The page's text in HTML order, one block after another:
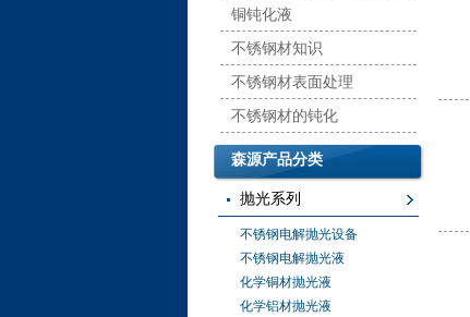
铜钝化液
不锈钢材知识
不锈钢材表面处理
不锈钢材的钝化
森源产品分类
抛光系列
不锈钢电解抛光设备
不锈钢电解抛光液
化学铜材抛光液
化学铝材抛光液